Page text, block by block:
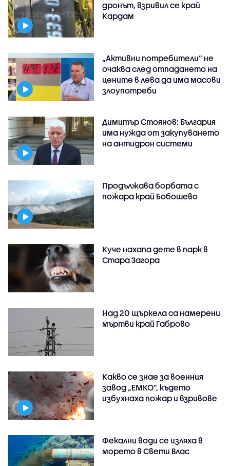
дронът, взривил се край
Кардам
„Активни потребители“ не
очаква след отпадането на
цените в лева да има масови
злоупотреби
Димитър Стоянов: България
има нужда от закупуването
на антидрон системи
Продължава борбата с
пожара край Бобошево
Куче нахапа дете в парк в
Стара Загора
Над 20 щъркела са намерени
мъртви край Габрово
Какво се знае за военния
завод „ЕМКО“, където
избухнаха пожар и взривове
Фекални води се изляха в
морето в Свети Влас